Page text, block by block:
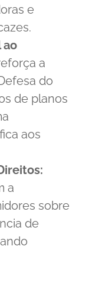
e
ao
a
do
de planos
aos
a
sobre
de